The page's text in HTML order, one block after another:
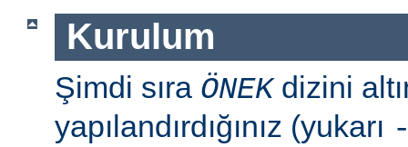
Kurulum
Şimdi sıra ÖNEKdizini
yapılandırdığınız (yukarı